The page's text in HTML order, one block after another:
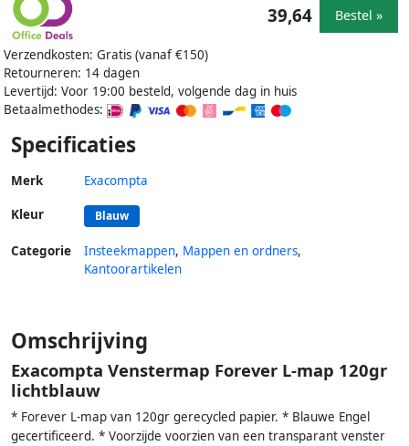
Verzendkosten: Gratis (vanaf €150)
Retourneren: 14 dagen
Levertijd: Voor 19:00 besteld, volgende dag in huis
Betaalmethodes:
39,64 Bestel »
Specificaties
Merk Exacompta
Kleur Blauw
Categorie Insteekmappen, Mappen en ordners,
Kantoorartikelen
Omschrijving
Exacompta Venstermap Forever L-map 120gr
lichtblauw
* Forever L-map van 120gr gerecycled papier. * Blauwe Engel
gecertificeerd. * Voorzijde voorzien van een transparant venster